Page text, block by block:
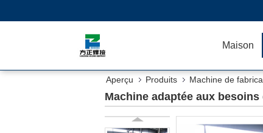
Maison
Aperçu Produits Machine de
Machine adaptée aux